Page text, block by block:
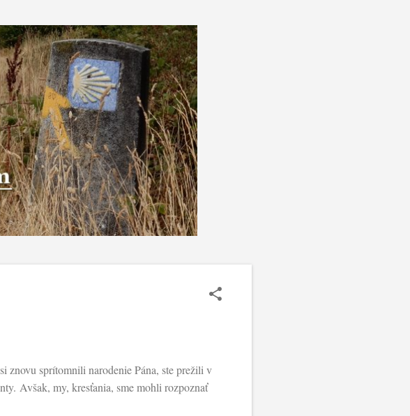
znovu sprítomnili narodenie Pána, ste prežili v
Avšak, my, kresťania, sme mohli rozpoznať